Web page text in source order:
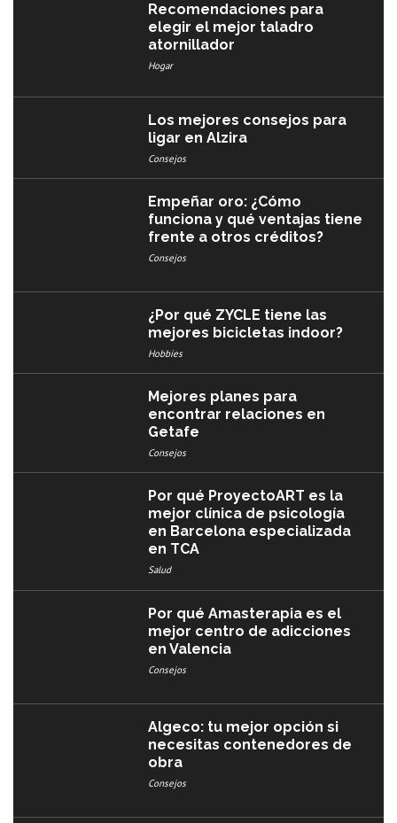
Recomendaciones para
elegir el mejor taladro
atornillador
Hogar
Los mejores consejos para
ligar en Alzira
Consejos
Empeñar oro: ¿Cómo
funciona y qué ventajas tiene
frente a otros créditos?
Consejos
¿Por qué ZYCLE tiene las
mejores bicicletas indoor?
Hobbies
Mejores planes para
encontrar relaciones en
Getafe
Consejos
Por qué ProyectoART es la
mejor clínica de psicología
en Barcelona especializada
en TCA
Salud
Por qué Amasterapia es el
mejor centro de adicciones
en Valencia
Consejos
Algeco: tu mejor opción si
necesitas contenedores de
obra
Consejos